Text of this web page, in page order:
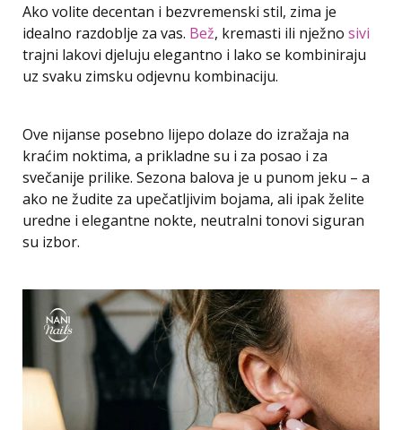
Ako volite decentan i bezvremenski stil, zima je
idealno razdoblje za vas. Bež, kremasti ili nježno sivi
trajni lakovi djeluju elegantno i lako se kombiniraju
uz svaku zimsku odjevnu kombinaciju.
Ove nijanse posebno lijepo dolaze do izražaja na
kraćim noktima, a prikladne su i za posao i za
svečanije prilike. Sezona balova je u punom jeku – a
ako ne žudite za upečatljivim bojama, ali ipak želite
uredne i elegantne nokte, neutralni tonovi siguran
su izbor.